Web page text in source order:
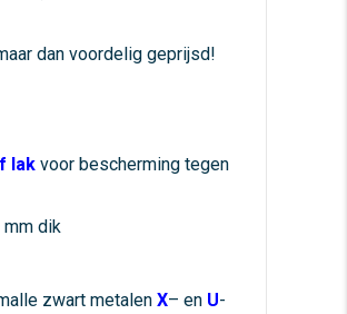
dan voordelig geprijsd!
lak voor bescherming tegen
mm dik
zwart metalen X– en U-